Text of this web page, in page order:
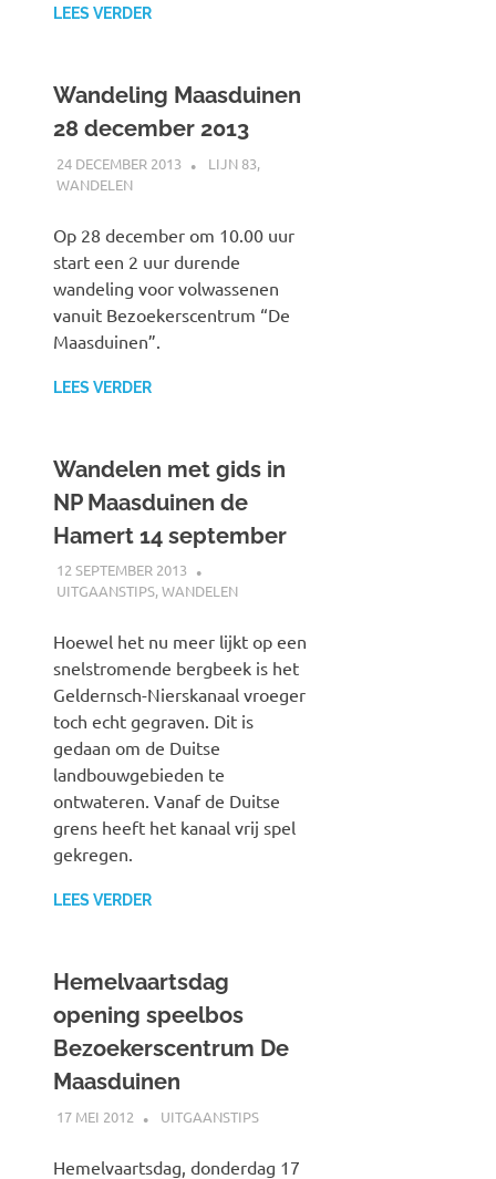
LEES VERDER
Wandeling Maasduinen
28 december 2013
24 DECEMBER 2013 SPOORZOEKER
LIJN 83,
WANDELEN
Op 28 december om 10.00 uur
start een 2 uur durende
wandeling voor volwassenen
vanuit Bezoekerscentrum “De
Maasduinen”.
LEES VERDER
Wandelen met gids in
NP Maasduinen de
Hamert 14 september
12 SEPTEMBER 2013
UITGAANSTIPS,WANDELEN
Hoewel het nu meer lijkt op een
snelstromende bergbeek is het
Geldernsch-Nierskanaal vroeger
toch echt gegraven. Dit is
gedaan om de Duitse
landbouwgebieden te
ontwateren. Vanaf de Duitse
grens heeft het kanaal vrij spel
gekregen.
LEES VERDER
Hemelvaartsdag
opening speelbos
Bezoekerscentrum De
Maasduinen
17 MEI 2012 SPOORZOEKER
UITGAANSTIPS
Hemelvaartsdag, donderdag 17